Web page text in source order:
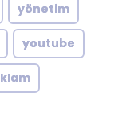
yönetim
youtube